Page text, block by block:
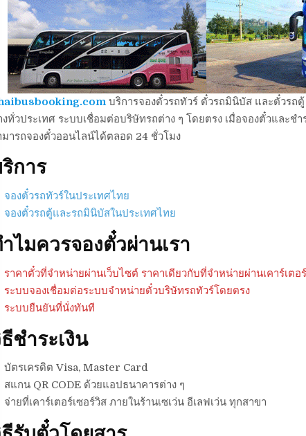
บริการจองตั๋วรถทัวร์ ตั๋วรถมินิบัส และตั๋วรถ
งทั่วประเทศ ระบบเชื่อมต่อบริษัทรถต่าง ๆ โดยตรง เมื่อจองตั๋วและ
มารถจองตั๋วออนไลน์ได้ตลอด 24 ชั่วโมง
การ
จองตั๋วรถทัวร์ในประเทศไทย
จองตั๋วรถตู้และรถมินิบัสในประเทศไทย
ไมควรจองตั๋วผ่านเรา
ราคาตั๋วที่จำหน่ายผ่านเว็บไซต์ ราคาเดียวกับที่จำหน่ายผ่านเคาร์เตอร์
ระบบจองเชื่อมต่อระบบจำหน่ายตั๋วบริษัทรถทัวร์โดยตรง
ระบบยืนยันที่นั่งทันที
ชำระเงิน
บัตรเครดิต Visa, Master Card
สแกน QR CODE ด้วยแอปธนาคารต่าง ๆ
จ่ายที่เคาร์เตอร์เซอร์วิส ภายในร้านเซเว่น อีเลฟเว่น ทุกสาขา